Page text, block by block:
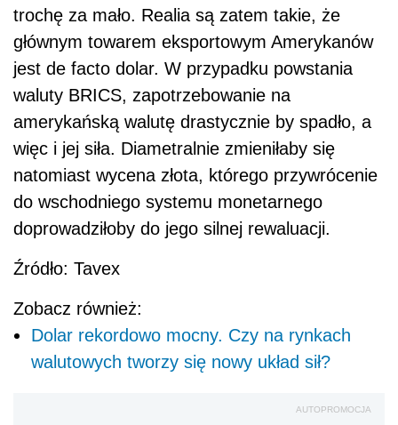
trochę za mało. Realia są zatem takie, że
głównym towarem eksportowym Amerykanów
jest de facto dolar. W przypadku powstania
waluty BRICS, zapotrzebowanie na
amerykańską walutę drastycznie by spadło, a
więc i jej siła. Diametralnie zmieniłaby się
natomiast wycena złota, którego przywrócenie
do wschodniego systemu monetarnego
doprowadziłoby do jego silnej rewaluacji.
Źródło: Tavex
Zobacz również:
Dolar rekordowo mocny. Czy na rynkach
walutowych tworzy się nowy układ sił?
AUTOPROMOCJA